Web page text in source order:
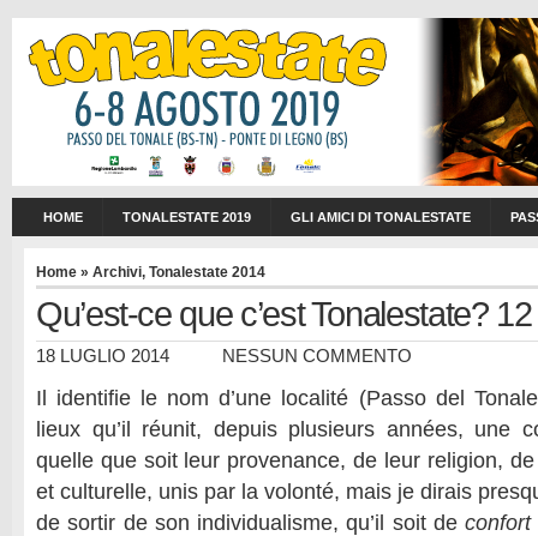
HOME TONALESTATE 2019 GLI AMICI DI TONALESTATE
Home » Archivi, Tonalestate 2014
Qu’est-ce que c’est Tonalestate?
18 LUGLIO 2014 NESSUN COMMENTO
Il identifie le nom d’une localité (Passo del
lieux qu’il réunit, depuis plusieurs années, une
quelle que soit leur provenance, de leur religion,
et culturelle, unis par la volonté, mais je dirais
de sortir de son individualisme, qu’il soit deconfort